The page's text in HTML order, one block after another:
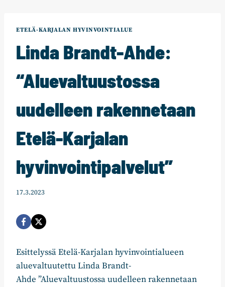
ETELÄ-KARJALAN HYVINVOINTIALUE
Linda Brandt-Ahde:
“Aluevaltuustossa
uudelleen rakennetaan
Etelä-Karjalan
hyvinvointipalvelut”
17.3.2023
Esittelyssä Etelä-Karjalan hyvinvointialueen
aluevaltuutettu Linda Brandt-
Ahde ”Aluevaltuustossa uudelleen rakennetaan